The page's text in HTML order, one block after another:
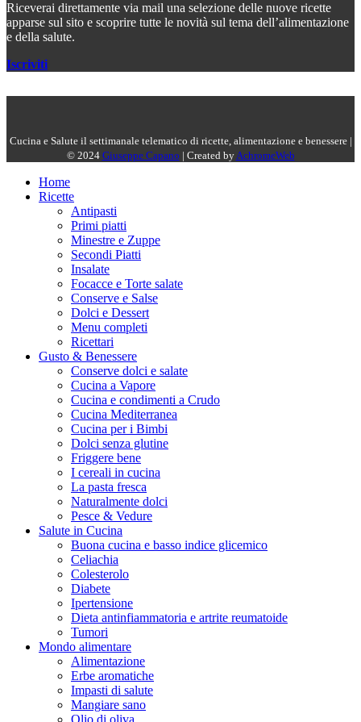
Riceverai direttamente via mail una selezione delle nuove ricette
apparse sul sito e scoprire tutte le novità sul tema dell’alimentazione
e della salute.
Iscriviti
Cucina e Salute il settimanale telematico di ricette, alimentazione e benessere |
© 2024 Giuseppe Capano | Created byAchromeWeb
Home
Ricette
Antipasti
Primi piatti
Minestre e Zuppe
Secondi Piatti
Insalate
Focacce e Torte salate
Conserve e Salse
Dolci e Dessert
Menu completi
Ricettari
Gusto & Benessere
Conserve dolci e salate
Cucina a Vapore
Cucina e condimenti a Crudo
Cucina Mediterranea
Cucina per i Bimbi
Dolci senza glutine
Friggere bene
I cereali in cucina
La pasta fresca
Naturalmente dolci
Pesce & Vedure
Salute in Cucina
Buona cucina e basso indice glicemico
Celiachia
Colesterolo
Diabete
Ipertensione
Dieta antinfiammatoria e artrite reumatoide
Tumori
Mondo alimentare
Alimentazione
Erbe aromatiche
Impasti di salute
Mangiare sano